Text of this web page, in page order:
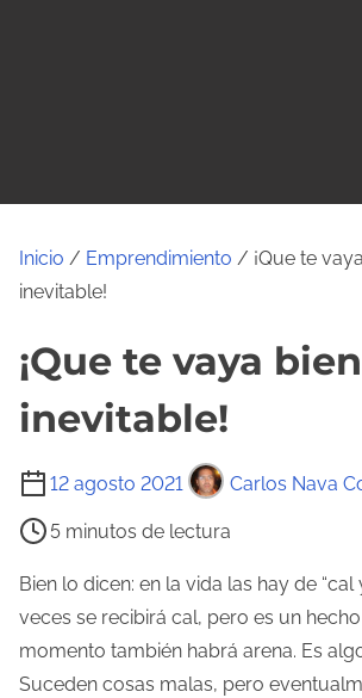
Inicio / Emprendimiento / ¡Que te
inevitable!
¡Que te vaya
inevitable!
12 agosto 2021 Carlos Nava
T
e
m
p
o
d
5 minutos de lectura
Bien lo dicen: en la vida las hay de “cal
veces se recibirá cal, pero es un
momento también habrá arena. Es
Suceden cosas malas, pero